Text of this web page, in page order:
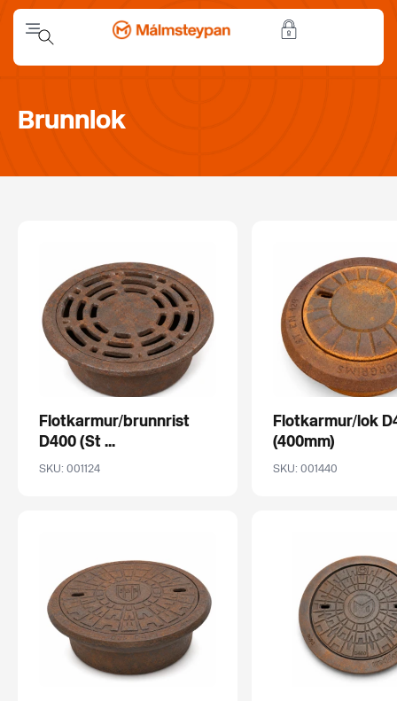
Brunnlok
Flotkarmur/brunnrist
D400 (St ...
SKU: 001124
Flotkarmur/lok
(400mm)
SKU: 001440